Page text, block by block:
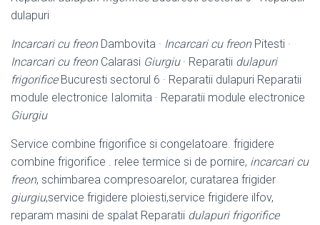
dulapuri
Incarcari cu freonDambovita · Incarcari cu freonPitesti ·
Incarcari cu freonCalarasi Giurgiu· Reparatii dulapuri
frigorificeBucuresti sectorul 6 · Reparatii dulapuri Reparatii
module electronice Ialomita · Reparatii module electronice
Giurgiu
Service combine frigorifice si congelatoare. frigidere
combine frigorifice . relee termice si de pornire, incarcari cu
freon, schimbarea compresoarelor, curatarea frigider
giurgiu,service frigidere ploiesti,service frigidere ilfov,
reparam masini de spalat Reparatii dulapuri frigorifice